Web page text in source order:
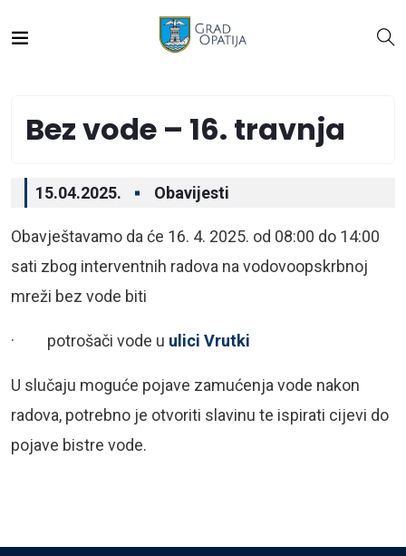
Bez vode – 16. travnja
15.04.2025. Obavijesti
Obavještavamo da će 16. 4. 2025. od 08:00 do 14:00
sati zbog interventnih radova na vodovoopskrbnoj
mreži bez vode biti
· potrošači vode u ulici Vrutki
U slučaju moguće pojave zamućenja vode nakon
radova, potrebno je otvoriti slavinu te ispirati cijevi do
pojave bistre vode.